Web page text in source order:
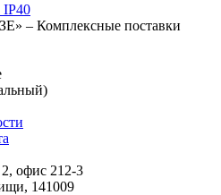
IP40
– Комплексные поставки
офис 212-3
, 141009